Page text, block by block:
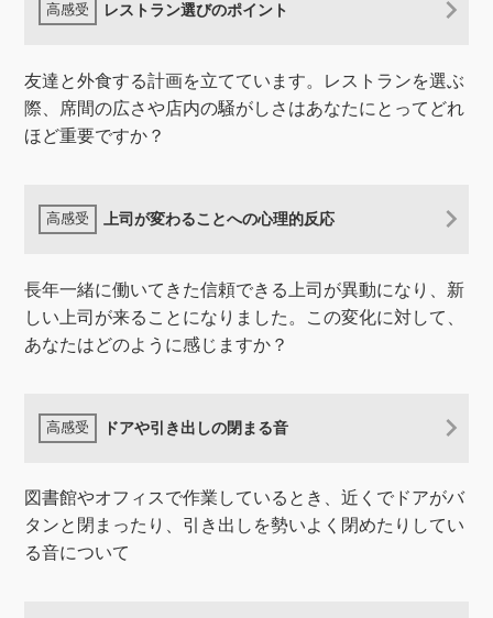
レストラン選びのポイント
友達と外食する計画を立てています。レストランを選ぶ
際、席間の広さや店内の騒がしさはあなたにとってどれ
ほど重要ですか？
上司が変わることへの心理的反応
長年一緒に働いてきた信頼できる上司が異動になり、新
しい上司が来ることになりました。この変化に対して、
あなたはどのように感じますか？
ドアや引き出しの閉まる音
図書館やオフィスで作業しているとき、近くでドアがバ
タンと閉まったり、引き出しを勢いよく閉めたりしてい
る音について